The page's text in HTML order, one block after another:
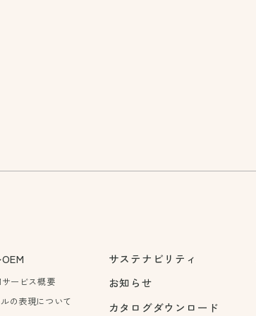
サービス概要
の表現について
サステナビリティ
お知らせ
カタログダウンロード